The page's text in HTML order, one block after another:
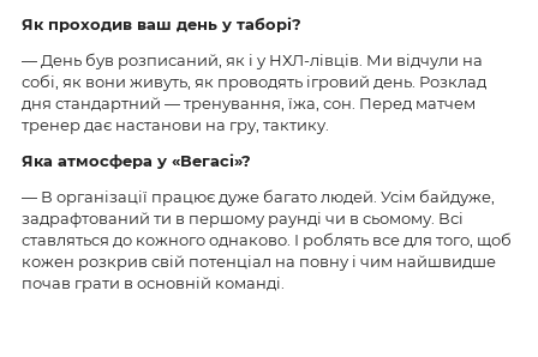
Як проходив ваш день у таборі?
— День був розписаний, як і у НХЛ-лівців. Ми відчули на
собі, як вони живуть, як проводять ігровий день. Розклад
дня стандартний — тренування, їжа, сон. Перед матчем
тренер дає настанови на гру, тактику.
Яка атмосфера у «Вегасі»?
— В організації працює дуже багато людей. Усім байдуже,
задрафтований ти в першому раунді чи в сьомому. Всі
ставляться до кожного однаково. І роблять все для того, щоб
кожен розкрив свій потенціал на повну і чим найшвидше
почав грати в основній команді.